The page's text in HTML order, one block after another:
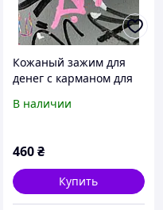
Кожаный зажим для
денег с карманом для
женский малиновый
В наличии
460₴
Купить